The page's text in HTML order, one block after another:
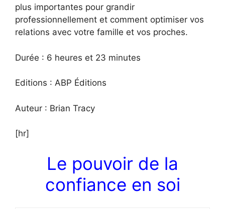
plus importantes pour grandir
professionnellement et comment optimiser vos
relations avec votre famille et vos proches.
Durée : 6 heures et 23 minutes
Editions : ABP Éditions
Auteur : Brian Tracy
[hr]
Le pouvoir de la
confiance en soi